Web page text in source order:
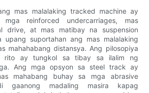
mas malalaking tracked machine ay
mga reinforced undercarriages, mas
drive, at mas matibay na suspension
upang suportahan ang mas malalaking
mahahabang distansya. Ang pilosopiya
rito ay tungkol sa tibay sa ilalim ng
Ang mga opsyon sa steel track ay
mahabang buhay sa mga abrasive
gaanong madaling masira kapag